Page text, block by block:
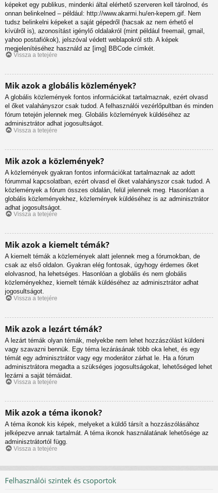
képeket egy publikus, mindenki által elérhető szerveren kell tárolnod, és
onnan belinkelned – például: http://www.akarmi.hu/en-kepem.gif. Nem
tudsz belinkelni képeket a saját gépedről (hacsak az nem érhető el
kívülről is), azonosítást igénylő oldalakról (mint például freemail, gmail,
yahoo postafiókok), jelszóval védett weblapokról stb. A képek
megjelenítéséhez használd az [img] BBCode címkét.
Vissza a tetejére
Mik azok a globális közlemények?
A globális közlemények fontos információkat tartalmaznak, ezért olvasd
el őket valahányszor csak tudod. A felhasználói vezérlőpultban és minden
fórum tetején jelennek meg. Globális közlemények küldéséhez az
adminisztrátor adhat jogosultságot.
Vissza a tetejére
Mik azok a közlemények?
A közlemények gyakran fontos információkat tartalmaznak az adott
fórummal kapcsolatban, ezért olvasd el őket valahányszor csak tudod. A
közlemények a fórum összes oldalán, felül jelennek meg. Hasonlóan a
globális közleményekhez, közlemények küldéséhez is az adminisztrátor
adhat jogosultságot.
Vissza a tetejére
Mik azok a kiemelt témák?
A kiemelt témák a közlemények alatt jelennek meg a fórumokban, de
csak az első oldalon. Gyakran elég fontosak, úgyhogy érdemes őket
elolvasnod, ha lehetséges. Hasonlóan a globális és nem globális
közleményekhez, kiemelt témák küldéséhez az adminisztrátor adhat
jogosultságot.
Vissza a tetejére
Mik azok a lezárt témák?
A lezárt témák olyan témák, melyekbe nem lehet hozzászólást küldeni
vagy szavazni bennük. Egy téma lezárásának több oka lehet, és egy
témát egy adminisztrátor vagy egy moderátor zárhat le. Ha a fórum
adminisztrátora megadta a szükséges jogosultságokat, lehetőséged lehet
lezárni a saját témáidat.
Vissza a tetejére
Mik azok a téma ikonok?
A téma ikonok kis képek, melyeket a küldő társít a hozzászólásához
jelképezve annak tartalmát. A téma ikonok használatának lehetősége az
adminisztrátortól függ.
Vissza a tetejére
Felhasználói szintek és csoportok